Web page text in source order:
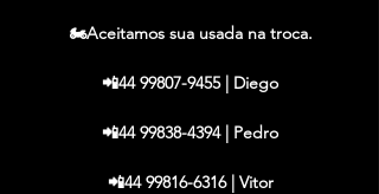
🏍️Aceitamos sua usada na troca.
📲44 99807-9455 | Diego
📲44 99838-4394 | Pedro
📲44 99816-6316 | Vitor